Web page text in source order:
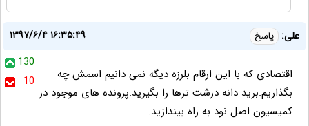
علی: پاسخ
۱۳۹۷/۶/۴ ۱۶:۳۵:۴۹
130
10
اقتصادی که با این ارقام بلرزه دیگه نمی دانیم اسمش چه
بگذاریم.برید دانه درشت ترها را بگیرید.پرونده های موجود در
کمیسیون اصل نود به راه بیندازید.